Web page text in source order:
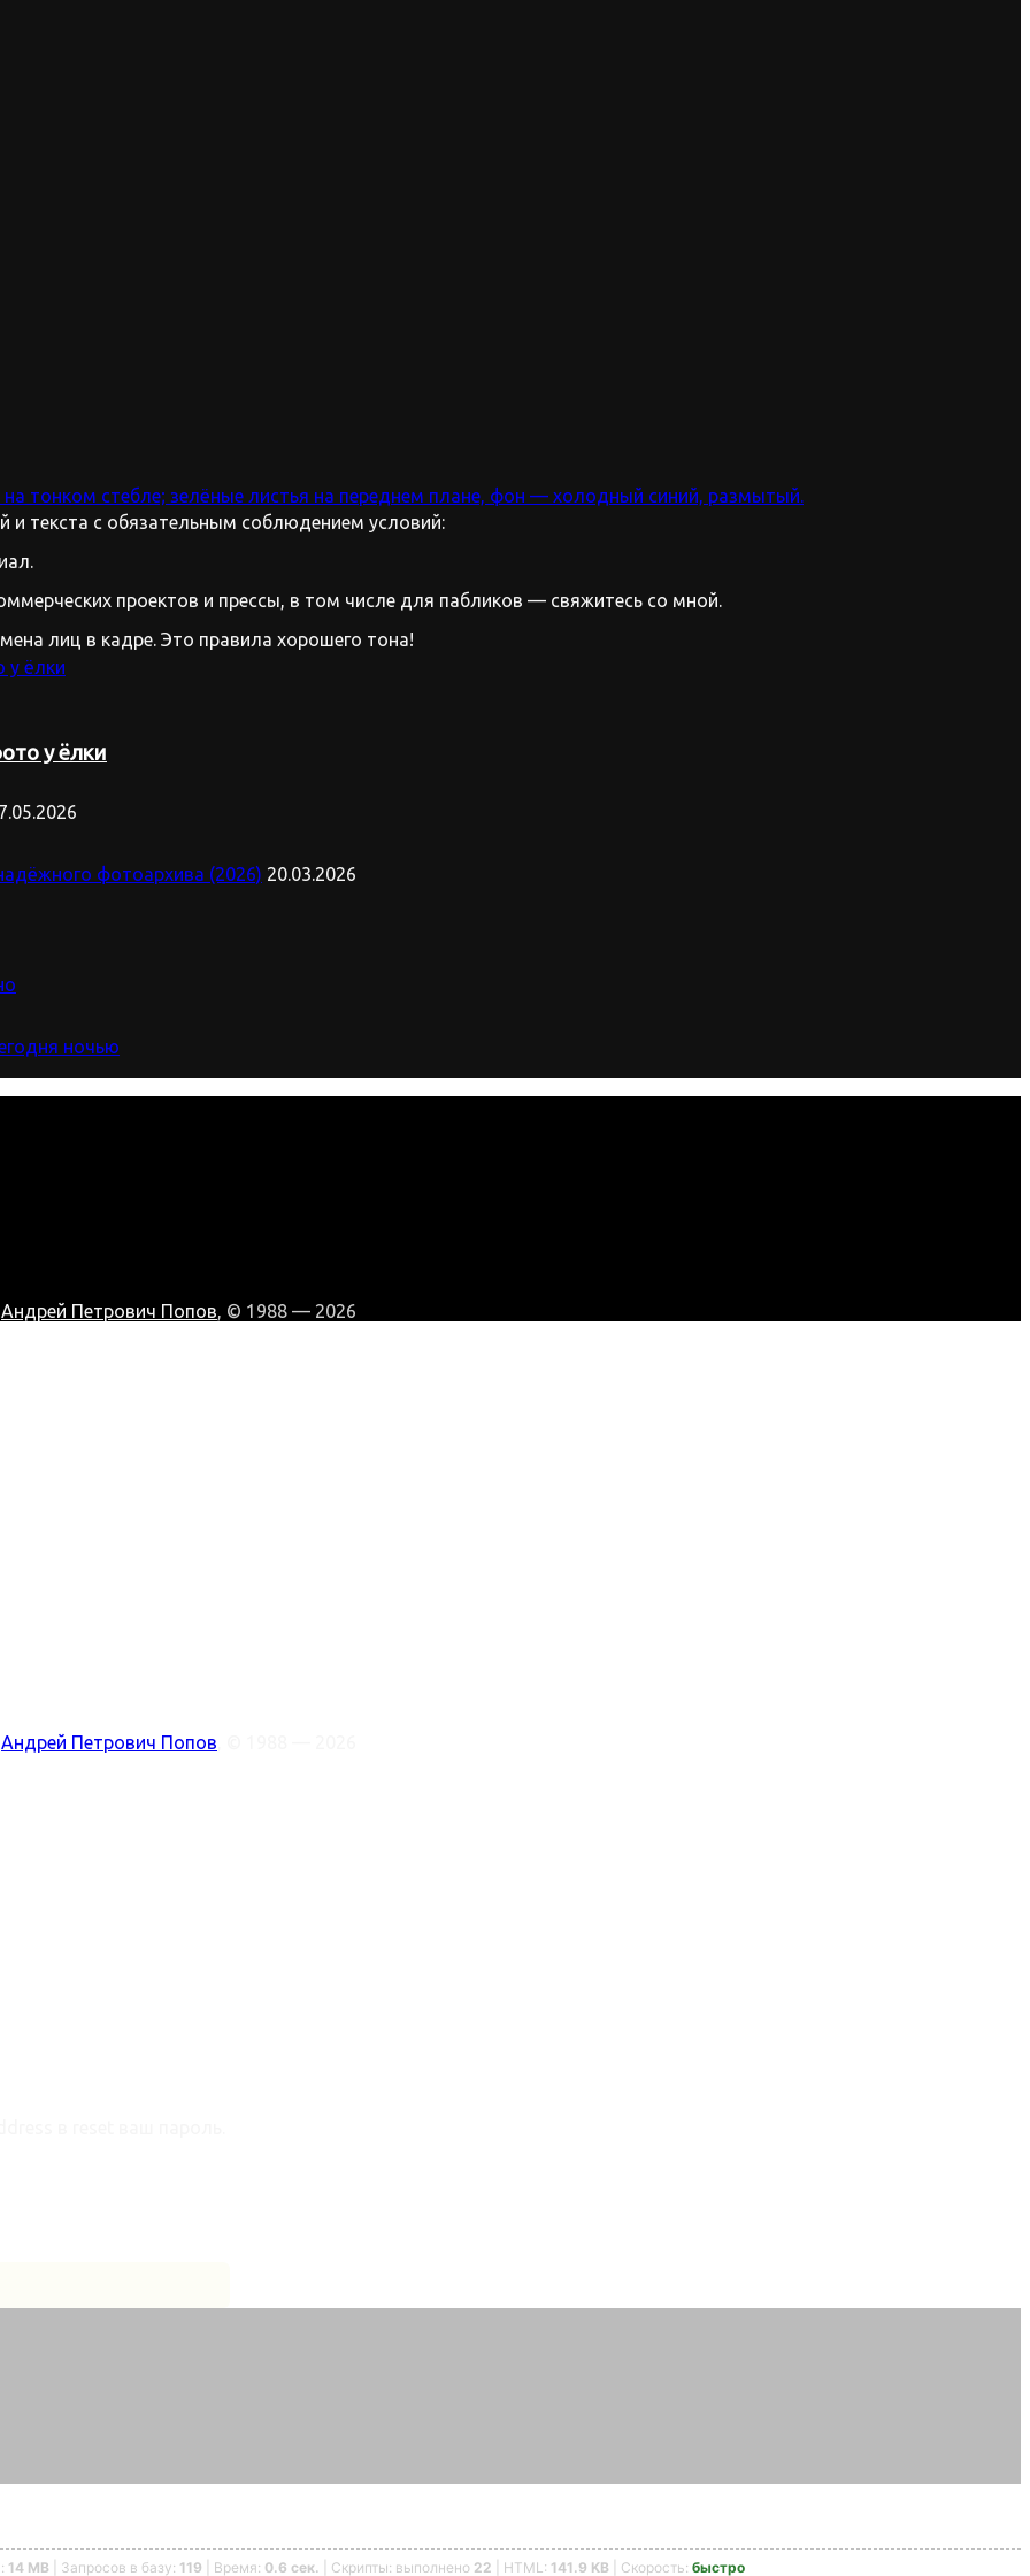
у ёлки
и текста с обязательным соблюдением условий:
проектов и прессы, в том числе для пабликов — свяжитесь со мной.
лиц в кадре. Это правила хорошего тона!
фотоархива (2026) 20.03.2026
ночью
Андрей Петрович Попов, © 1988 — 2026
Андрей Петрович Попов
14 MB | Запросов в базу: 119 | Время: 0.6 сек. | Скрипты: выполнено 22 | HTML: 141.9 KB | Скорость: быстро